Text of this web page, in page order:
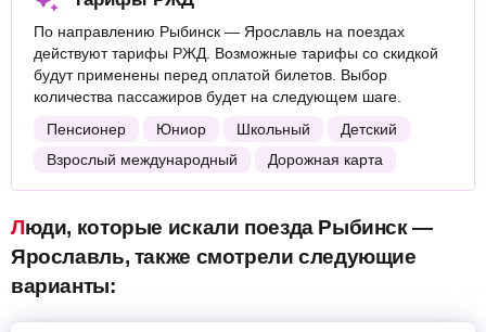
По направлению Рыбинск — Ярославль на поездах
действуют тарифы РЖД. Возможные тарифы со скидкой
будут применены перед оплатой билетов. Выбор
количества пассажиров будет на следующем шаге.
Пенсионер
Юниор Школьный
Детский
Взрослый международный
Дорожная карта
Люди, которые искали поезда Рыбинск —
Ярославль, также смотрели следующие
варианты: